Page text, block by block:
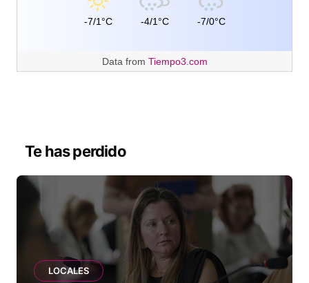
-7/1°C -4/1°C -7/0°C
Data from Tiempo3.com
Te has perdido
LOCALES